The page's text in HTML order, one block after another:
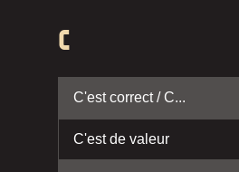
C
C'est correct / C...
C'est de valeur